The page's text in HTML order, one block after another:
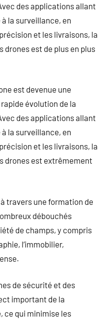
des applications allant
la surveillance, en
et les livraisons, la
est de plus en plus
est devenue une
évolution de la
des applications allant
la surveillance, en
et les livraisons, la
drones est extrêmement
travers une formation de
débouchés
de champs, y compris
l’immobilier,
de sécurité et des
important de la
ce qui minimise les